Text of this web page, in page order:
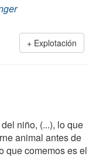
Explotación
niño, (...), lo que
animal antes de
que comemos es el